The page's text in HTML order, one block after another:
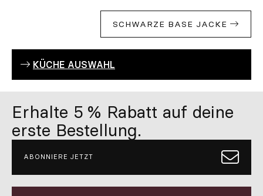
SCHWARZE BASE JACKE
KÜCHE AUSWAHL
Erhalte 5 % Rabatt auf deine
erste Bestellung.
ABONNIERE JETZT